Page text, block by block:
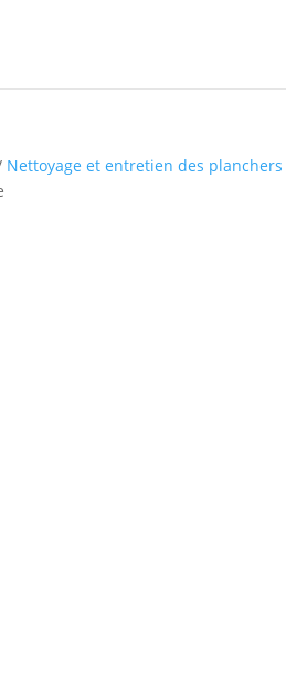
Nettoyage et entretien des planchers